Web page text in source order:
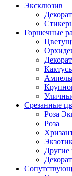
Эксклюзив
Горшечные
Срезанные
Роза
Роза
Другие